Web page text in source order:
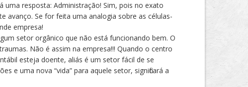
resposta: Administração! Sim, pois no exato
avanço. Se for feita uma analogia sobre as células-
empresa!
setor orgânico que não está funcionando bem. O
Não é assim na empresa!!! Quando o centro
esteja doente, aliás é um setor fácil de se
e uma nova “vida” para aquele setor, significará a